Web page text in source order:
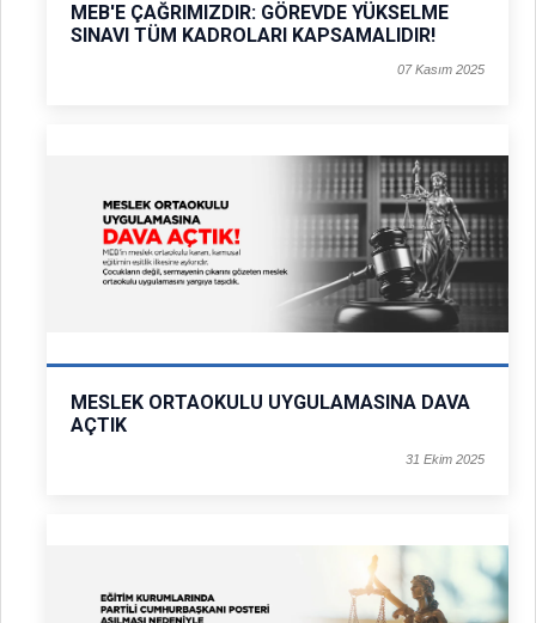
MEB'E ÇAĞRIMIZDIR: GÖREVDE YÜKSELME
SINAVI TÜM KADROLARI KAPSAMALIDIR!
07 Kasım 2025
MESLEK ORTAOKULU UYGULAMASINA DAVA
AÇTIK
31 Ekim 2025